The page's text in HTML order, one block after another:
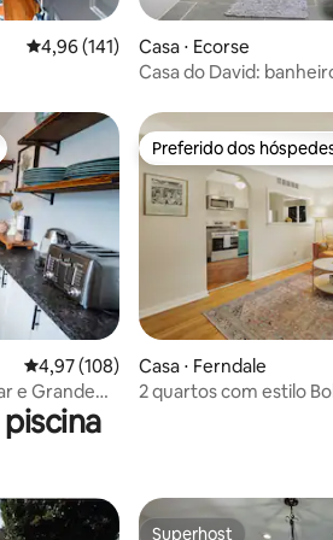
4,96 de uma avaliação média de 5,
4,96 (141)
Casa ⋅ Ecorse
Casa do David:
dos hóspedes
4,97 de uma avaliação média de 5,
4,97 (108)
e Grande
Preferido dos
Preferido dos
Casa ⋅ Ferndale
2 quartos com estilo
Superhost